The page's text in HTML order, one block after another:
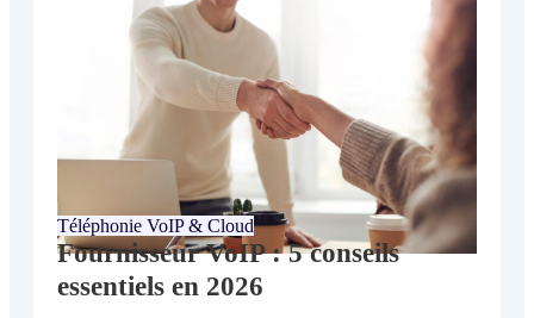
Téléphonie VoIP & Cloud
Fournisseur VoIP : 5 conseils
essentiels en 2026